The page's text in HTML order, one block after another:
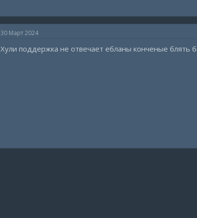
30 Март 2024
Хули поддержка не отвечает ебланы конченые блять